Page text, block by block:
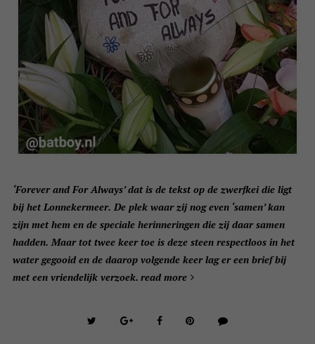
‘Forever and For Always’ dat is de tekst op de zwerfkei die ligt
bij het Lonnekermeer. De plek waar zij nog even ‘samen’ kan
zijn met hem en de speciale herinneringen die zij daar samen
hadden. Maar tot twee keer toe is deze steen respectloos in het
water gegooid en de daarop volgende keer lag er een brief bij
met een vriendelijk verzoek. read more